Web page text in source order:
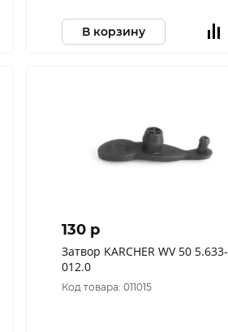
В корзину
130 p
Затвор KARCHER WV 50 5.633-
012.0
Код товара: 011015